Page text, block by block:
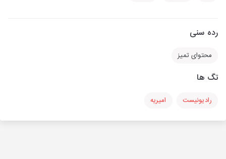
رده سنی
محتوای تمیز
تگ ها
رادیونیست امیریه